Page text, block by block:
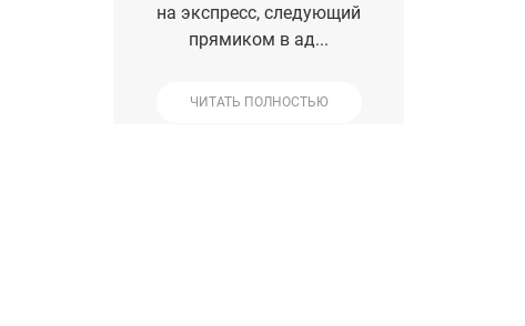
на экспресс, следующий
прямиком в ад...
ЧИТАТЬ ПОЛНОСТЬЮ